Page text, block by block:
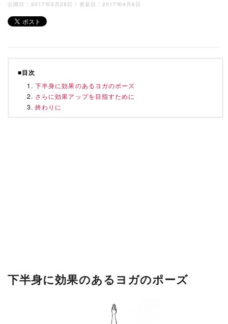
公開日 : 2017年2月28日 / 更新日 :2017年4月6日
■目次
下半身に効果のあるヨガのポーズ
さらに効果アップを目指すために
終わりに
下半身に効果のあるヨガのポーズ